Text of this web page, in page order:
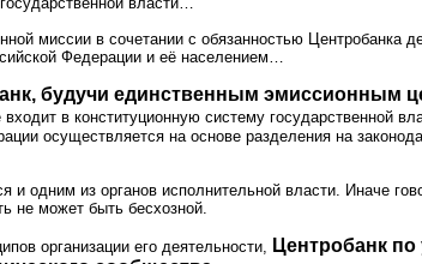
миссии в сочетании с обязанностью Центробанка
Федерации и её населением…
будучи единственным эмиссионным
входит в конституционную систему государственной
осуществляется на основе разделения на
и одним из органов исполнительной власти. Иначе
не может быть бесхозной.
организации его деятельности, Центробанк